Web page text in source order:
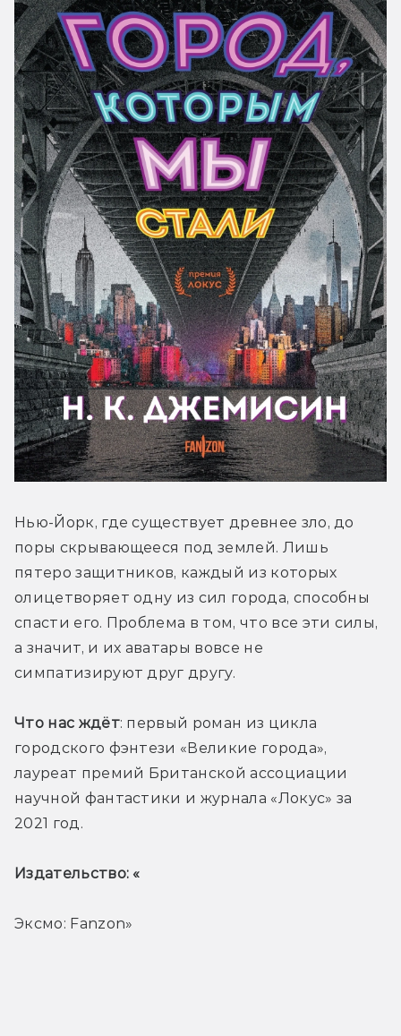
Нью-Йорк, где существует древнее зло, до
поры скрывающееся под землей. Лишь
пятеро защитников, каждый из которых
олицетворяет одну из сил города, способны
спасти его. Проблема в том, что все эти силы,
а значит, и их аватары вовсе не
симпатизируют друг другу.
Что нас ждёт: первый роман из цикла
городского фэнтези «Великие города»,
лауреат премий Британской ассоциации
научной фантастики и журнала «Локус» за
2021 год.
Издательство: «
Эксмо: Fanzon»